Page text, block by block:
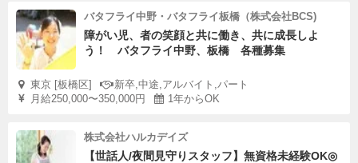
バタフライ中野・バタフライ板橋（株式会社BCS)
障がい児、者の笑顔と共に働き、共に成長しよ
う！ バタフライ中野、板橋 各種募集
東京 [板橋区]
新卒,中途,アルバイト,パート
月給250,000〜350,000円
1年からOK
株式会社ハルカデイズ
【世話人/夜間見守りスタッフ】無資格未経験OK◎